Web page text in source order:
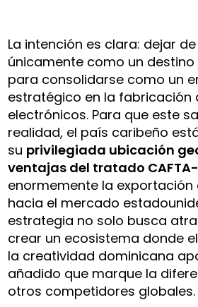
La intención es clara: dejar
únicamente como un
para consolidarse como un
estratégico en la fabricación
electrónicos. Para que este
realidad, el país caribeño
su privilegiada ubicación
ventajas del tratado CAFTA-
enormemente la
hacia el mercado
estrategia no solo busca
crear un ecosistema donde
la creatividad dominicana
añadido que marque la
otros competidores globales.